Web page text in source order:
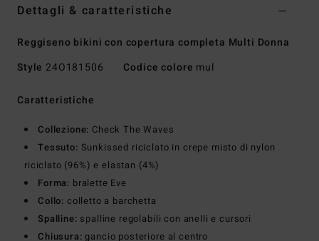
Dettagli & caratteristiche
Reggiseno bikini con copertura completa Multi Donna
Style 24O181506 Codice colore mul
Caratteristiche
Collezione: Check The Waves
Tessuto: Sunkissed riciclato in crepe misto di nylon
riciclato (96%) e elastan (4%)
Forma: bralette Eve
Collo: colletto a barchetta
Spalline: spalline regolabili con anelli e cursori
Chiusura: gancio posteriore al centro